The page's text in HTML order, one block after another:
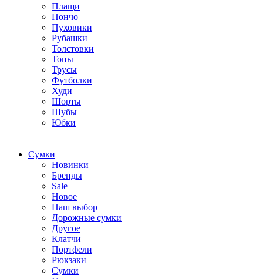
Плащи
Пончо
Пуховики
Рубашки
Толстовки
Топы
Трусы
Футболки
Худи
Шорты
Шубы
Юбки
Cумки
Новинки
Бренды
Sale
Новое
Наш выбор
Дорожные сумки
Другое
Клатчи
Портфели
Рюкзаки
Сумки